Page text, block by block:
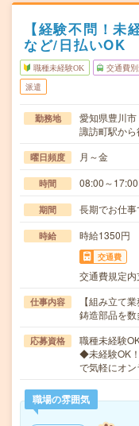
【経験不問！未
など/日払いOK
職種未経験OK 交通費
派遣
勤務地
愛知県豊川市
諏訪町駅か
曜日頻度 月～金
時間 08:00～17:00
期間 長期でお仕事
時給 時給1350円
交通費
交通費規定内
仕事内容
【組み立て
鋳造部品を
応募資格
職種未経験
◆未経験OK
で気軽にオ
職場の雰囲気